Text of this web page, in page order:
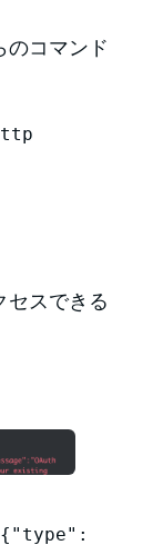
のコマンド
セスできる